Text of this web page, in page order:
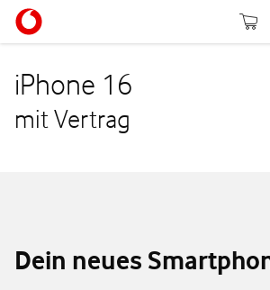
iPhone 16
mit Vertrag
Dein neues